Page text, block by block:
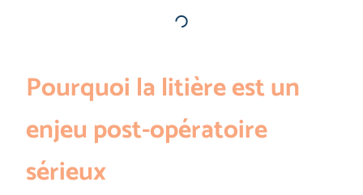
Pourquoi la litière est un
enjeu post-opératoire
sérieux